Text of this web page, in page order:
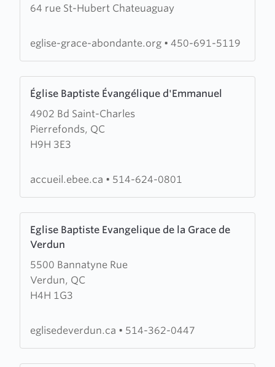
64 rue St-Hubert Chateuaguay
about
Grace
eglise-grace-abondante.org • 450-691-5119
Église Baptiste Évangélique d'Emmanuel
4902 Bd Saint-Charles
Pierrefonds, QC
H9H 3E3
more
about
Église
Baptiste
d'Emmanuel
accueil.ebee.ca • 514-624-0801
Eglise Baptiste Evangelique de la Grace de
Verdun
5500 Bannatyne Rue
Verdun, QC
H4H 1G3
more
about
Eglise
Baptiste
Evangelique
eglisedeverdun.ca • 514-362-0447